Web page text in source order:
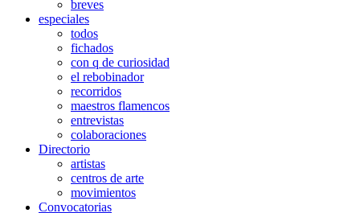
breves
especiales
todos
fichados
con q de curiosidad
el rebobinador
recorridos
maestros flamencos
entrevistas
colaboraciones
Directorio
artistas
centros de arte
movimientos
Convocatorias